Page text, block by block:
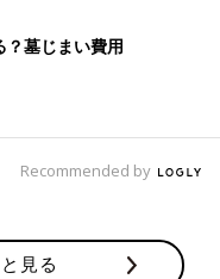
？墓じまい費用
Recommended by
見る